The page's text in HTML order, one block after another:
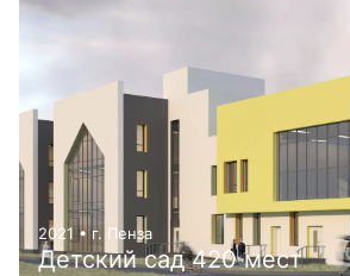
2021 • г. Пенза
Детский сад 420 мест